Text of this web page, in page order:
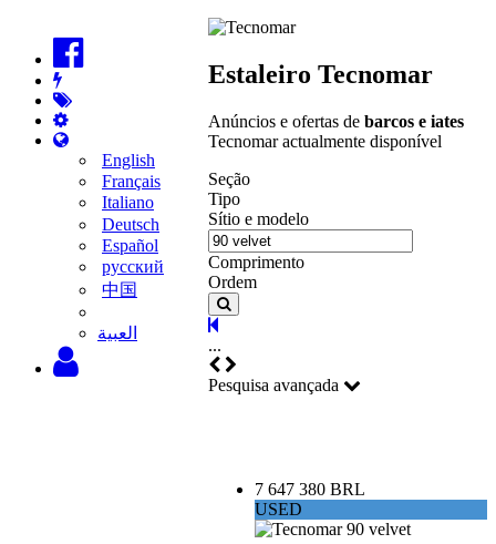
English
Français
Italiano
Deutsch
Español
русский
中国
‫العبية
Estaleiro Tecnomar
Anúncios e ofertas de barcos e iates
Tecnomar actualmente disponível
Seção
Tipo
Sítio e modelo
Comprimento
Ordem
...
Pesquisa avançada
7 647 380 BRL
USED